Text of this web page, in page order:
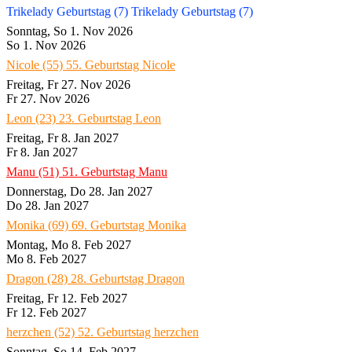
Trikelady Geburtstag (7) Trikelady Geburtstag (7)
Sonntag, So 1. Nov 2026
So 1. Nov 2026
Nicole (55) 55. Geburtstag Nicole
Freitag, Fr 27. Nov 2026
Fr 27. Nov 2026
Leon (23) 23. Geburtstag Leon
Freitag, Fr 8. Jan 2027
Fr 8. Jan 2027
Manu (51) 51. Geburtstag Manu
Donnerstag, Do 28. Jan 2027
Do 28. Jan 2027
Monika (69) 69. Geburtstag Monika
Montag, Mo 8. Feb 2027
Mo 8. Feb 2027
Dragon (28) 28. Geburtstag Dragon
Freitag, Fr 12. Feb 2027
Fr 12. Feb 2027
herzchen (52) 52. Geburtstag herzchen